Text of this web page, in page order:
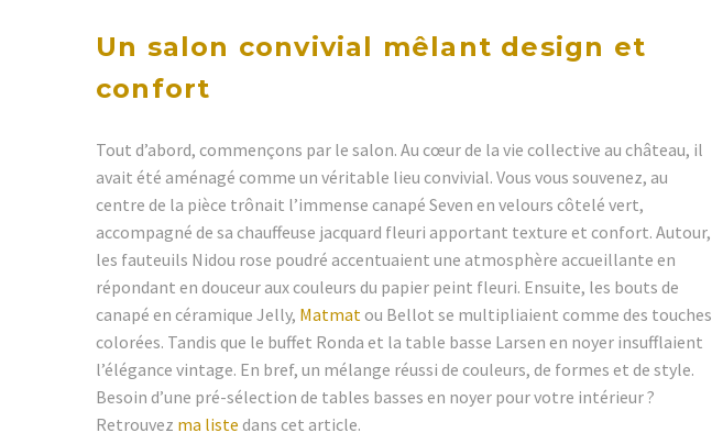
Un salon convivial mêlant design et
confort
Tout d’abord, commençons par le salon. Au cœur de la vie collective au château, il
avait été aménagé comme un véritable lieu convivial. Vous vous souvenez, au
centre de la pièce trônait l’immense canapé Seven en velours côtelé vert,
accompagné de sa chauffeuse jacquard fleuri apportant texture et confort. Autour,
les fauteuils Nidou rose poudré accentuaient une atmosphère accueillante en
répondant en douceur aux couleurs du papier peint fleuri. Ensuite, les bouts de
canapé en céramique Jelly, Matmat ou Bellot se multipliaient comme des touches
colorées. Tandis que le buffet Ronda et la table basse Larsen en noyer insufflaient
l’élégance vintage. En bref, un mélange réussi de couleurs, de formes et de style.
Besoin d’une pré-sélection de tables basses en noyer pour votre intérieur ?
Retrouvez ma liste dans cet article.